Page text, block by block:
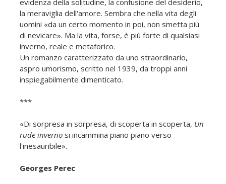
la meraviglia dell'amore. Sembra che nella vita degli
uomini «da un certo momento in poi, non smetta più
di nevicare». Ma la vita, forse, è più forte di qualsiasi
inverno, reale e metaforico.
Un romanzo caratterizzato da uno straordinario,
aspro umorismo, scritto nel 1939, da troppi anni
inspiegabilmente dimenticato.
***
«Di sorpresa in sorpresa, di scoperta in scoperta, Un
rude inverno si incammina piano piano verso
l'inesauribile».
Georges Perec